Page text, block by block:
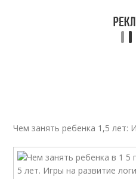
Чем занять ребенка 1,5 лет: